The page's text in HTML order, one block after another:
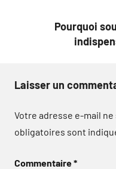
Pourquoi
Laisser un
Votre adresse e-mail ne
obligatoires sont
Commentaire*